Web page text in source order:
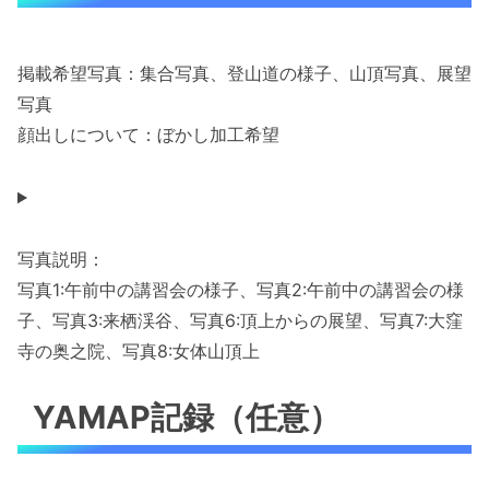
掲載希望写真：集合写真、登山道の様子、山頂写真、展望
写真
顔出しについて：ぼかし加工希望
写真説明：
写真1:午前中の講習会の様子、写真2:午前中の講習会の様
子、写真3:来栖渓谷、写真6:頂上からの展望、写真7:大窪
寺の奥之院、写真8:女体山頂上
YAMAP記録（任意）